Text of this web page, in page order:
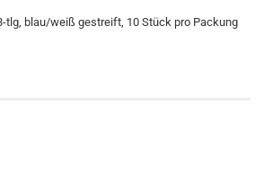
tlg, blau/weiß gestreift, 10 Stück pro Packung